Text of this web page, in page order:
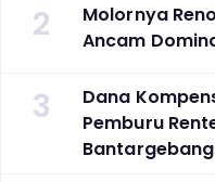
2
Molornya
Ancam
3
Dana
Pemburu